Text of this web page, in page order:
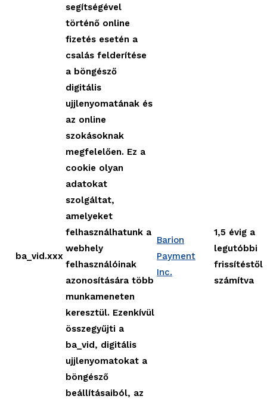
ba_vid.xxx
segítségével
történő online
fizetés esetén a
csalás felderítése
a böngésző
digitális
ujjlenyomatának és
az online
szokásoknak
megfelelően. Ez a
cookie olyan
adatokat
szolgáltat,
amelyeket
felhasználhatunk a
webhely
felhasználóinak
azonosítására több
munkameneten
keresztül. Ezenkívül
összegyűjti a
ba_vid, digitális
ujjlenyomatokat a
böngésző
beállításaiból, az
Barion
Payment
Inc.
1,5 évig a
legutóbbi
frissítéstől
számítva